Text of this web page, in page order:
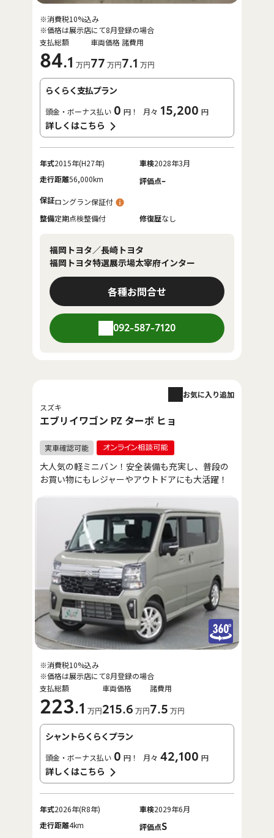
支払総額
84.1 万円
車両価格
77 万円
諸費用
7.1 万円
※消費税10%込み
※価格は展示店にて8月登録の場合
らくらく支払プラン
頭金・ボーナス払い 0 円！ 月々 15,200 円
詳しくはこちら
年式2015年(H27年) 車検2028年3月
走行距離56,000km 評価点-
保証ロングラン保証付
整備定期点検整備付 修復歴なし
福岡トヨタ／長崎トヨタ
福岡トヨタ特選展示場太宰府インター
各種お問合せ
092-587-7120
スズキ
エブリイワゴン PZ ターボ ヒョ
お気に入り追加
大人気の軽ミニバン！安全装備も充実し、普段の
お買い物にもレジャーやアウトドアにも大活躍！
支払総額
223.1 万円
車両価格
215.6 万円
諸費用
7.5 万円
※消費税10%込み
※価格は展示店にて8月登録の場合
シャントらくらくプラン
頭金・ボーナス払い 0 円！ 月々 42,100 円
詳しくはこちら
年式2026年(R8年) 車検2029年6月
走行距離4km 評価点S